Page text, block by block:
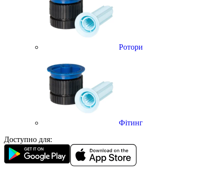
Ротори
Фітинг
Доступно для: